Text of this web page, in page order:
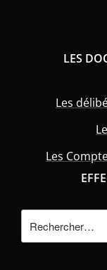
LES
Les
Les